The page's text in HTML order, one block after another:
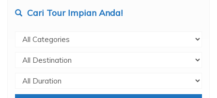
Cari Tour Impian Anda!